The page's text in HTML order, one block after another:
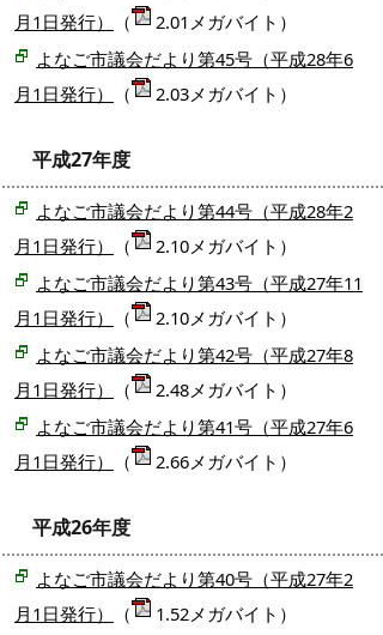
月1日発行）
（
2.01メガバイト）
よなご市議会だより第45号（平成28年6
月1日発行）
（ 2.03メガバイト）
平成27年度
よなご市議会だより第44号（平成28年2
月1日発行）
（
2.10メガバイト）
よなご市議会だより第43号（平成27年11
月1日発行）
（
2.10メガバイト）
よなご市議会だより第42号（平成27年8
月1日発行）
（
2.48メガバイト）
よなご市議会だより第41号（平成27年6
月1日発行）
（ 2.66メガバイト）
平成26年度
よなご市議会だより第40号（平成27年2
月1日発行）
（
1.52メガバイト）